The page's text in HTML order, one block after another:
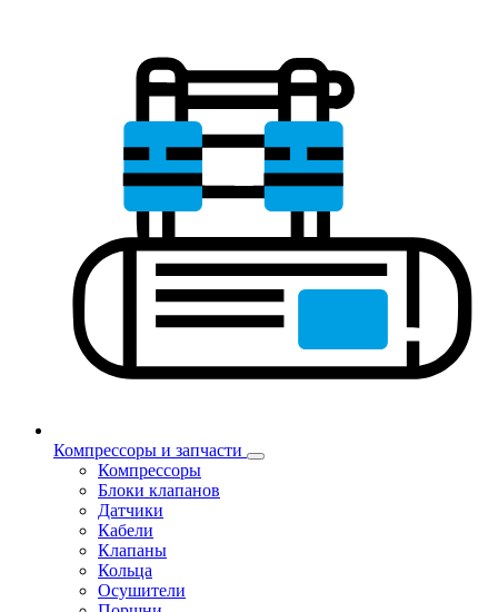
Компрессоры и запчасти
Компрессоры
Блоки клапанов
Датчики
Кабели
Клапаны
Кольца
Осушители